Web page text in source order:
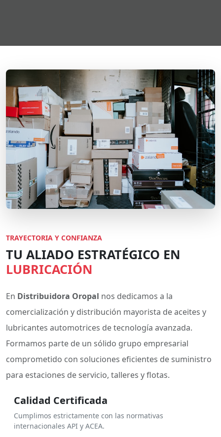
TRAYECTORIA Y CONFIANZA
TU ALIADO ESTRATÉGICO EN
LUBRICACIÓN
En Distribuidora Oropal nos dedicamos a la
comercialización y distribución mayorista de aceites y
lubricantes automotrices de tecnología avanzada.
Formamos parte de un sólido grupo empresarial
comprometido con soluciones eficientes de suministro
para estaciones de servicio, talleres y flotas.
Calidad Certificada
Cumplimos estrictamente con las normativas
internacionales API y ACEA.